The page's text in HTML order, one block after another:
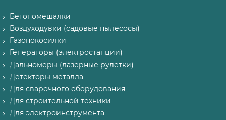
Бетономешалки
Воздуходувки (садовые пылесосы)
Газонокосилки
Генераторы (электростанции)
Дальномеры (лазерные рулетки)
Детекторы металла
Для сварочного оборудования
Для строительной техники
Для электроинструмента